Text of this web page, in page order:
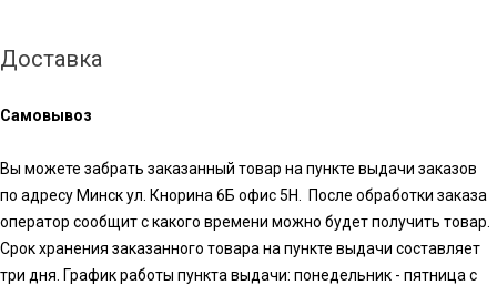
Доставка
Самовывоз
Вы можете забрать заказанный товар на пункте выдачи заказов
по адресу Минск ул. Кнорина 6Б офис 5Н. После обработки заказа
оператор сообщит с какого времени можно будет получить товар.
Срок хранения заказанного товара на пункте выдачи составляет
три дня. График работы пункта выдачи: понедельник - пятница с